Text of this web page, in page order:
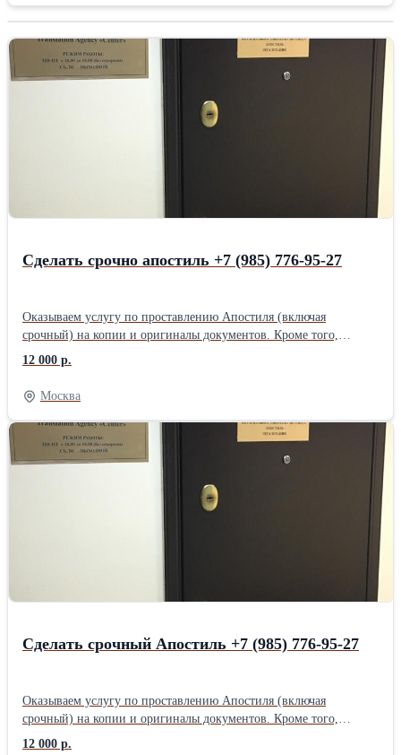
необходимость постоянно держать на нем палец. Технические
диска, мм Частота вращения шпинделя, об/мин 11000 125
Посадочный диаметр, мм Тип двигателя бесщеточный 22.2
Резьба шпинделя Габариты без упаковки, мм 348х120 *
Напряжение аккумулятора, В Вес нетто, кг 1/6 18 * Тип
Сделать срочно апостиль +7 (985) 776-95-27
Оказываем услугу по проставлению Апостиля (включая
срочный) на копии и оригиналы документов. Кроме того,
выполняем ускоренную легализацию документов, в том числе
перевод и нотариальное заверение. Офис в центре Москвы в
шаговой доступности от метро Маяковская. Имеем огромный
практический опыт.
12 000 р.
Москва
Сделать срочный Апостиль +7 (985) 776-95-27
Оказываем услугу по проставлению Апостиля (включая
срочный) на копии и оригиналы документов. Кроме того,
выполняем ускоренную легализацию документов, в том числе
12 000 р.